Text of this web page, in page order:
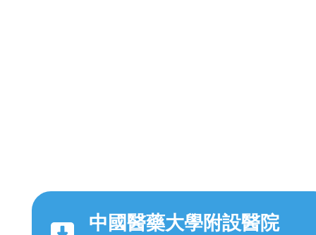
中國醫藥大學附設醫院